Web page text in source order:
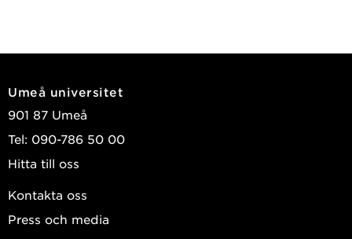
Umeå universitet
901 87 Umeå
Tel: 090-786 50 00
Hitta till oss
Kontakta oss
Press och media